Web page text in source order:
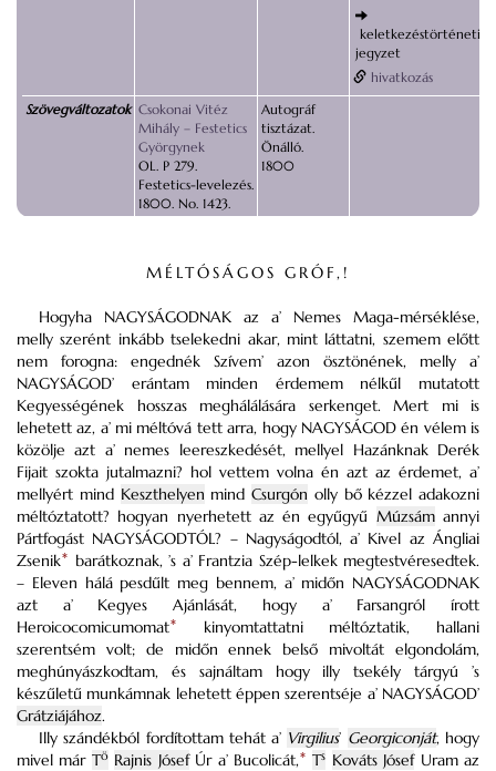
keletkezéstörténeti
jegyzet
hivatkozás
Szövegváltozatok Csokonai Vitéz
Mihály – Festetics
Györgynek
OL. P 279.
Festetics-levelezés.
1800. No. 1423.
Autográf
tisztázat.
Önálló.
1800
MÉLTÓSÁGOS GRÓF,!
Hogyha NAGYSÁGODNAK az a’ Nemes Maga-mérséklése,
melly szerént inkább tselekedni akar, mint láttatni, szemem előtt
nem forogna: engednék Szívem’ azon ösztönének, melly a’
NAGYSÁGOD’ erántam minden érdemem nélkűl mutatott
Kegyességének hosszas meghálálására serkenget. Mert mi is
lehetett az, a’ mi méltóvá tett arra, hogy NAGYSÁGOD én vélem is
közölje azt a’ nemes leereszkedését, mellyel Hazánknak Derék
Fijait szokta jutalmazni? hol vettem volna én azt az érdemet, a’
mellyért mind Keszthelyen mind Csurgón olly bő kézzel adakozni
méltóztatott? hogyan nyerhetett az én egyűgyű Múzsámannyi
Pártfogást NAGYSÁGODTÓL? – Nagyságodtól, a’ Kivel az Ángliai
Zsenik*
barátkoznak, ’s a’ Frantzia Szép-lelkek megtestvéresedtek.
– Eleven hálá pesdűlt meg bennem, a’ midőn NAGYSÁGODNAK
azt a’ Kegyes Ajánlását, hogy a’ Farsangról írott
Heroicocomicumomat*
kinyomtattatni méltóztatik, hallani
szerentsém volt; de midőn ennek belső mivoltát elgondolám,
meghúnyászkodtam, és sajnáltam hogy illy tsekély tárgyú ’s
készűletű munkámnak lehetett éppen szerentséje a’ NAGYSÁGOD’
Grátziájához.
Illy szándékból fordítottam tehát a’ Virgilius’ Georgiconját, hogy
mivel már Tö Rajnis JósefÚr a’ Bucolicát,* Ts Kováts JósefUram az